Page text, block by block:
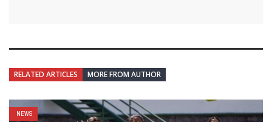
RELATED ARTICLES MORE FROM AUTHOR
NEWS